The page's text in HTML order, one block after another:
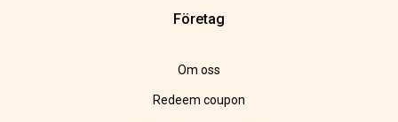
Företag
Om oss
Redeem coupon